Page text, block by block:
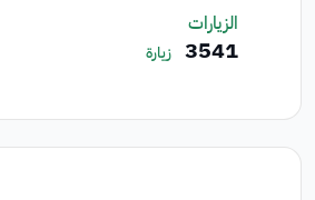
الزيارات
3541 زيارة